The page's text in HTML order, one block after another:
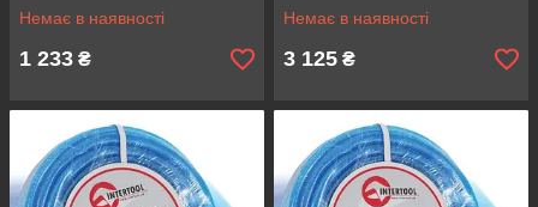
Немає в наявності
1 233 ₴
Немає в наявності
3 125 ₴